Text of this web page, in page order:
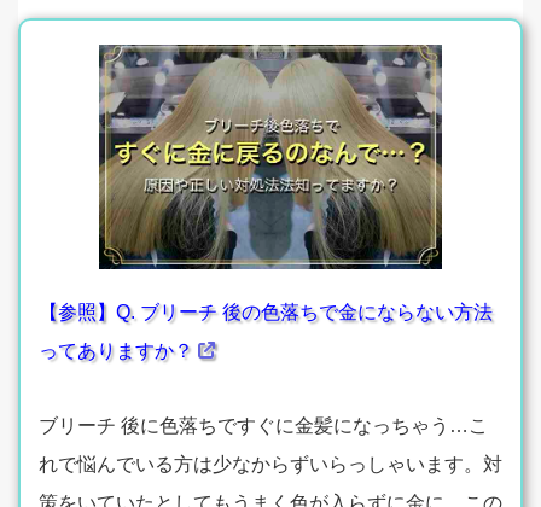
【参照】Q. ブリーチ 後の色落ちで金にならない方法
ってありますか？
ブリーチ 後に色落ちですぐに金髪になっちゃう…こ
れで悩んでいる方は少なからずいらっしゃいます。対
策をいていたとしてもうまく色が入らずに金に…この